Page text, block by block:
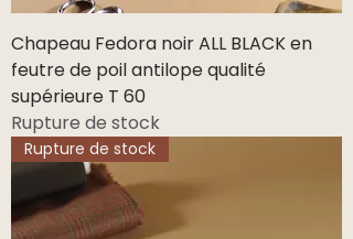
Chapeau Fedora noir ALL BLACK en
feutre de poil antilope qualité
supérieure T 60
Rupture de stock
Rupture de stock